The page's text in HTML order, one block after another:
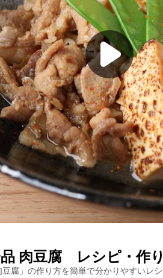
肉豆腐 レシピ・作
豆腐 」の作り方を簡単で分かりやすいレ